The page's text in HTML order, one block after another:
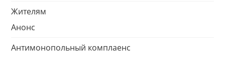
Жителям
Анонс
Антимонопольный комплаенс